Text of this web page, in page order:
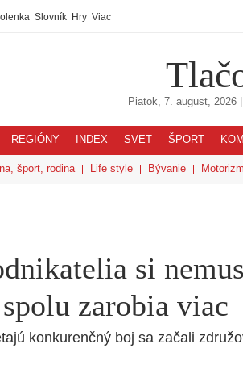
Slovník Hry Viac
Piatok, 7. august, 2026
REGIÓNY INDEX SVET ŠPORT
šport, rodina Life style Bývanie
si
zarobia viac
konkurenčný boj sa začali